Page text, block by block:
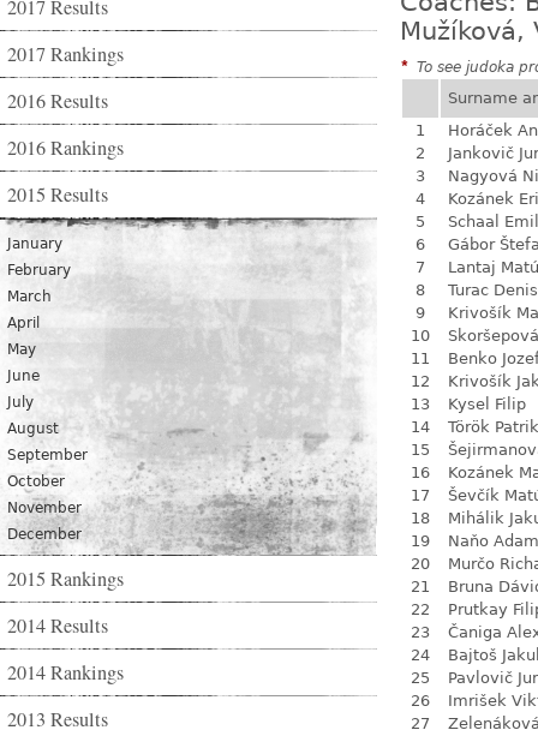
2017 Results
2017 Rankings
2016 Results
2016 Rankings
2015 Results
January
February
March
April
May
June
July
August
September
October
November
December
2015 Rankings
2014 Results
2014 Rankings
2013 Results
Mužíková,
* To see judoka
Surname
1
Horáček
2
Jankovič
3
Nagyová
4
Kozánek
5
Schaal
6
Gábor
7
Lantaj
8
Turac Denis
9
Krivošík
10
11
Benko
12
Krivošík
13
Kysel Filip
14
Török Patrik
15
16
Kozánek
17
Ševčík
18
Mihálik
19
Naňo Adam
20
Murčo
21
Bruna
22
Prutkay
23
Čaniga
24
Bajtoš
25
Pavlovič
26
Imrišek
27